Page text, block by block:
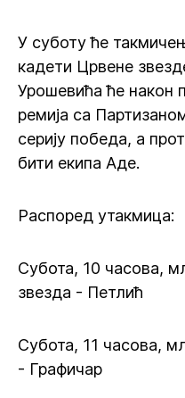
У суботу ће
кадети Црвене
Урошевића ће након
ремија са
серију победа, а
бити екипа Аде.
Распоред утакмица:
Субота, 10 часова,
звезда - Петлић
Субота, 11 часова,
- Графичар